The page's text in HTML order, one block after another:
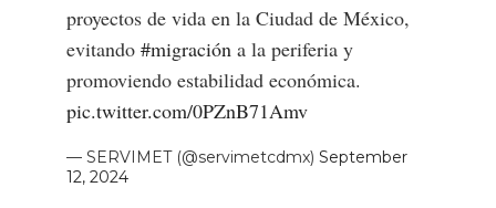
proyectos de vida en la Ciudad de México,
evitando #migración a la periferia y
promoviendo estabilidad económica.
pic.twitter.com/0PZnB71Amv
— SERVIMET (@servimetcdmx) September
12, 2024